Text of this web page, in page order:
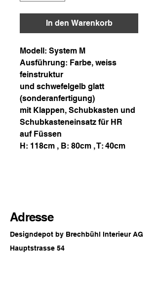
In den Warenkorb
Modell: System M
Ausführung: Farbe, weiss
feinstruktur
und schwefelgelb glatt
(sonderanfertigung)
mit Klappen, Schubkasten und
Schubkasteneinsatz für HR
auf Füssen
H: 118cm , B: 80cm , T: 40cm
Adresse
Designdepot by Brechbühl Interieur AG
Hauptstrasse 54